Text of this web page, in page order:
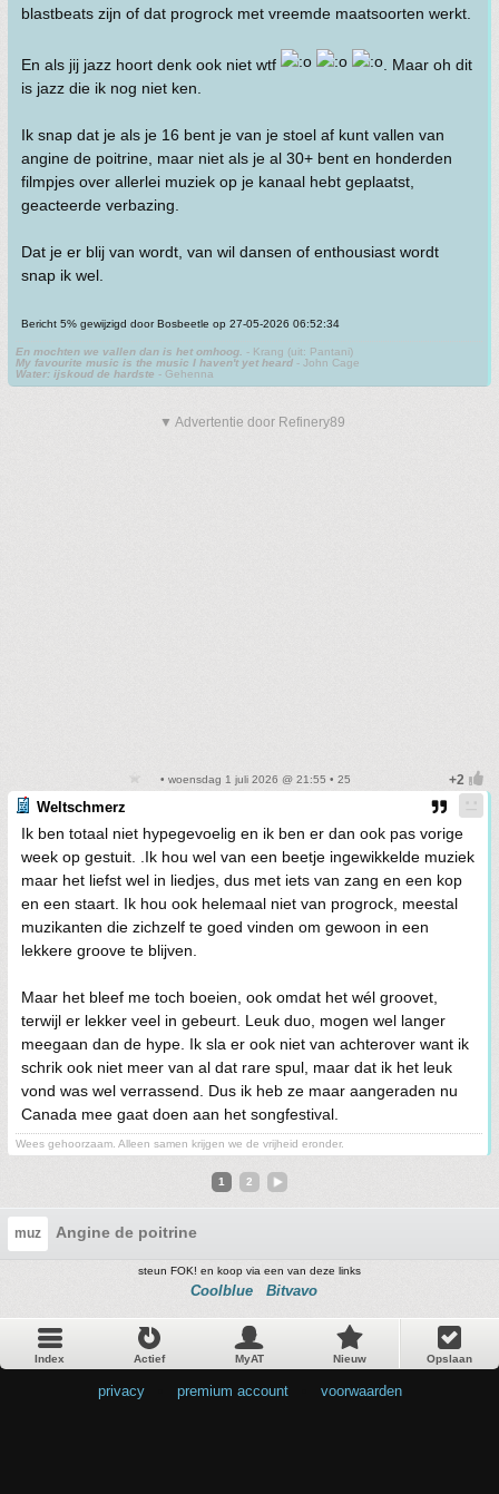
blastbeats zijn of dat progrock met vreemde maatsoorten werkt.
En als jij jazz hoort denk ook niet wtf
. Maar oh dit
is jazz die ik nog niet ken.
Ik snap dat je als je 16 bent je van je stoel af kunt vallen van
angine de poitrine, maar niet als je al 30+ bent en honderden
filmpjes over allerlei muziek op je kanaal hebt geplaatst,
geacteerde verbazing.
Dat je er blij van wordt, van wil dansen of enthousiast wordt
snap ik wel.
Bericht 5% gewijzigd door Bosbeetle op 27-05-2026 06:52:34
En mochten we vallen dan is het omhoog.
- Krang (uit: Pantani)
My favourite music is the music I haven't yet heard - John Cage
Water: ijskoud de hardste - Gehenna
▼ Advertentie door Refinery89
• woensdag 1 juli 2026 @ 21:55 • 25
Weltschmerz
Ik ben totaal niet hypegevoelig en ik ben er dan ook pas vorige
week op gestuit. .Ik hou wel van een beetje ingewikkelde muziek
maar het liefst wel in liedjes, dus met iets van zang en een kop
en een staart. Ik hou ook helemaal niet van progrock, meestal
muzikanten die zichzelf te goed vinden om gewoon in een
lekkere groove te blijven.
Maar het bleef me toch boeien, ook omdat het wél groovet,
terwijl er lekker veel in gebeurt. Leuk duo, mogen wel langer
meegaan dan de hype. Ik sla er ook niet van achterover want ik
schrik ook niet meer van al dat rare spul, maar dat ik het leuk
vond was wel verrassend. Dus ik heb ze maar aangeraden nu
Canada mee gaat doen aan het songfestival.
Wees gehoorzaam. Alleen samen krijgen we de vrijheid eronder.
1 2
muz Angine de poitrine
steun FOK! en koop via een van deze links
Coolblue Bitvavo
Index Actief MyAT Nieuw Opslaan
privacy premium account voorwaarden